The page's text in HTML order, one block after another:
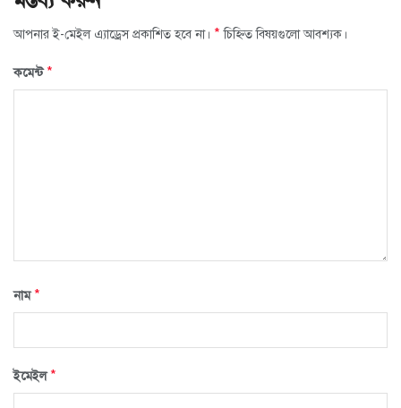
আপনার ই-মেইল এ্যাড্রেস প্রকাশিত হবে না। * চিহ্নিত বিষয়গুলো আবশ্যক।
কমেন্ট*
নাম*
ইমেইল*